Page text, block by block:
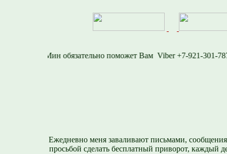
Viber +7-
Ежедневно меня заваливают письмами,
просьбой сделать бесплатный приворот, каждый